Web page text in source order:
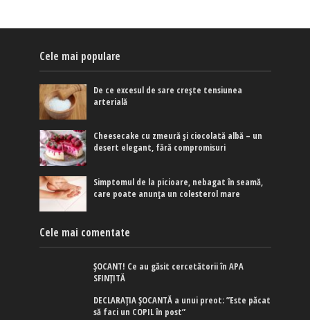
Cele mai populare
De ce excesul de sare crește tensiunea
arterială
Cheesecake cu zmeură și ciocolată albă – un
desert elegant, fără compromisuri
Simptomul de la picioare, nebagat în seamă,
care poate anunța un colesterol mare
Cele mai comentate
ȘOCANT! Ce au găsit cercetătorii în APA
SFINȚITĂ
DECLARAȚIA ȘOCANTĂ a unui preot: ”Este păcat
să faci un COPIL în post”